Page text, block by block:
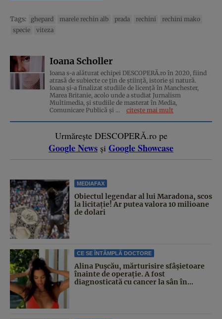
Tags: ghepard marele rechin alb prada rechini
rechini mako
specie
viteza
Ioana Scholler
Ioana s-a alăturat echipei DESCOPERĂ.ro în 2020, fiind
atrasă de subiecte ce țin de știință, istorie și natură.
Ioana și-a finalizat studiile de licență în Manchester,
Marea Britanie, acolo unde a studiat Jurnalism
Multimedia, și studiile de masterat în Media,
Comunicare Publică și ...
citește mai mult
Urmărește DESCOPERĂ.ro pe
Google News și Google Showcase
MEDIAFAX
Obiectul legendar al lui Maradona, scos
la licitație! Ar putea valora 10 milioane
de dolari
CE SE ÎNTÂMPLĂ DOCTORE
Alina Pușcău, mărturisire sfâșietoare
înainte de operație. A fost
diagnosticată cu cancer la sân în...